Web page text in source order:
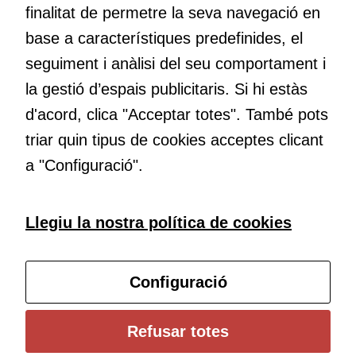
Educació
transformació. Volem contribuir a millorar-la impulsant
metodologies docents actives i ambients d’aprenentatge
dinàmics.
Subscriu-te al butlletí
Configura les cookies
Universitat de Girona
finalitat de permetre la seva navegació en
base a característiques predefinides, el
seguiment i anàlisi del seu comportament i
la gestió d’espais publicitaris. Si hi estàs
d'acord, clica "Acceptar totes". També pots
triar quin tipus de cookies acceptes clicant
a "Configuració".
Llegiu la nostra política de cookies
Configuració
Refusar totes
Cookies
d'experiència
Per tal que el
nostre lloc web
tingui el millor
rendiment
la vostra visita.
algunes
desapareixeran
del lloc web.
Cookies de
màrqueting